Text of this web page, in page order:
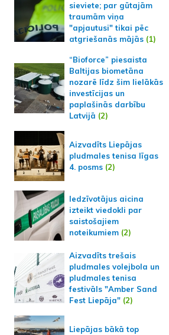
sieviete; par gūtajām
traumām viņa
"apjautusi" tikai pēc
atgriešanās mājās (1)
“Bioforce” piesaista
Baltijas biometāna
nozarē līdz šim lielākās
investīcijas un
paplašinās darbību
Latvijā (2)
Aizvadīts Liepājas
pludmales tenisa līgas
4. posms (2)
Iedzīvotājus aicina
izteikt viedokli par
saistošajiem
noteikumiem (2)
Aizvadīts trešais
pludmales volejbola un
pludmales tenisa
festivāls "Amber Sand
Fest Liepāja" (2)
Liepājas bākā top